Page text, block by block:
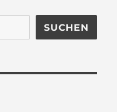
SUCHEN